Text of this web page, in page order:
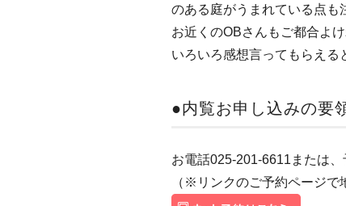
のある庭がうまれている点も
お近くのOBさんもご都合よ
いろいろ感想言ってもらえる
●内覧お申し込みの要
お電話025-201-6611または
（※リンクのご予約ページで